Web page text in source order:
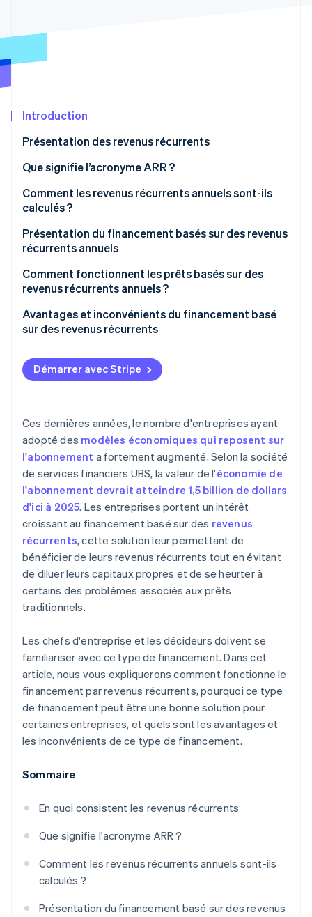
Radar
Atlas
Élimination du carbone
Vérification de l'identité
Découvrez comment Stripe construit l’infrastructure
Regarder la vidéo
Introduction
Présentation des revenus récurrents
Que signifie l’acronyme ARR ?
Comment les revenus récurrents annuels sont-ils
calculés ?
Présentation du financement basés sur des revenus
récurrents annuels
Comment fonctionnent les prêts basés sur des
revenus récurrents annuels ?
Avantages et inconvénients du financement basé
sur des revenus récurrents
Démarrer avec Stripe
Ces dernières années, le nombre d'entreprises ayant
adopté des modèles économiques qui reposent sur
l'abonnement a fortement augmenté. Selon la société
de services financiers UBS, la valeur de l'économie de
l'abonnement devrait atteindre 1,5 billion de dollars
d'ici à 2025. Les entreprises portent un intérêt
croissant au financement basé sur des revenus
récurrents, cette solution leur permettant de
bénéficier de leurs revenus récurrents tout en évitant
de diluer leurs capitaux propres et de se heurter à
certains des problèmes associés aux prêts
traditionnels.
Les chefs d'entreprise et les décideurs doivent se
familiariser avec ce type de financement. Dans cet
article, nous vous expliquerons comment fonctionne le
financement par revenus récurrents, pourquoi ce type
de financement peut être une bonne solution pour
certaines entreprises, et quels sont les avantages et
les inconvénients de ce type de financement.
Sommaire
En quoi consistent les revenus récurrents
Que signifie l'acronyme ARR ?
Comment les revenus récurrents annuels sont-ils
calculés ?
Présentation du financement basé sur des revenus